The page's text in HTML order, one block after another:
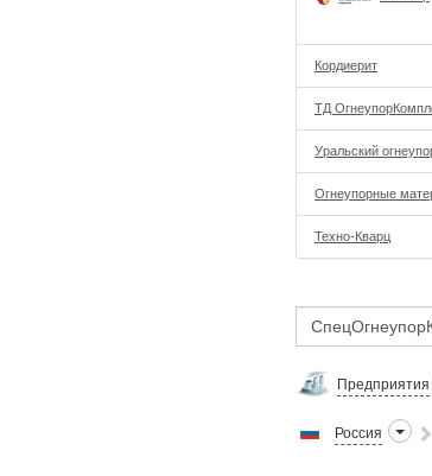
Кордиерит
ТД
Уральский
Огнеупорные
Техно-Кварц
Предприятия
Россия